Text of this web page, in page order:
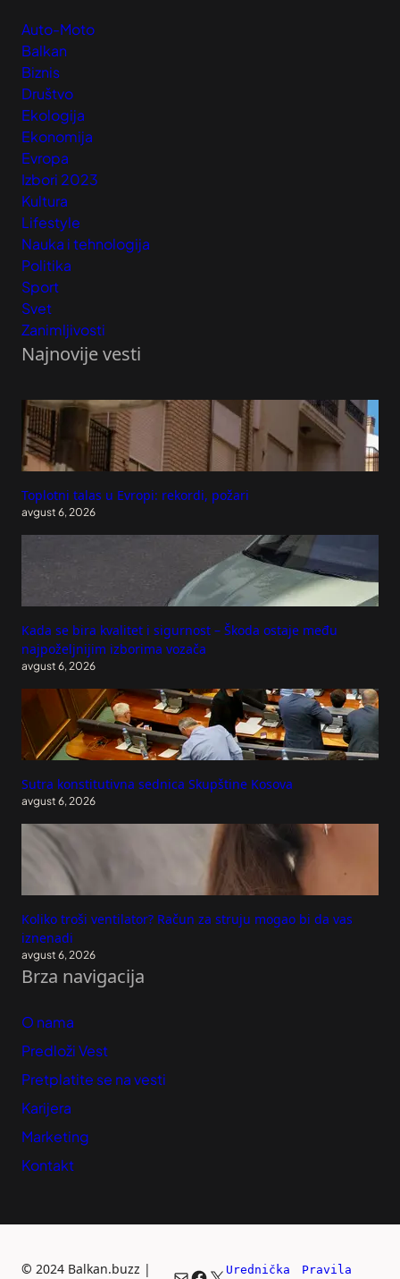
Auto-Moto
Balkan
Biznis
Društvo
Ekologija
Ekonomija
Evropa
Izbori 2023
Kultura
Lifestyle
Nauka i tehnologija
Politika
Sport
Svet
Zanimljivosti
Najnovije vesti
Toplotni talas u Evropi: rekordi, požari
avgust 6, 2026
Kada se bira kvalitet i sigurnost – Škoda ostaje među
najpoželjnijim izborima vozača
avgust 6, 2026
Sutra konstitutivna sednica Skupštine Kosova
avgust 6, 2026
Koliko troši ventilator? Račun za struju mogao bi da vas
iznenadi
avgust 6, 2026
Brza navigacija
O nama
Predloži Vest
Pretplatite se na vesti
Karijera
Marketing
Kontakt
© 2024 Balkan.buzz |
Urednička Pravila